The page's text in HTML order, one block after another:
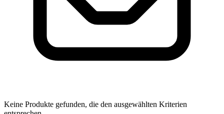
Keine Produkte gefunden, die den ausgewählten Kriterien